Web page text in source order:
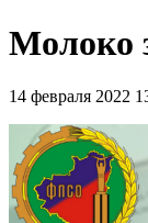
Молоко
14 февраля 2022